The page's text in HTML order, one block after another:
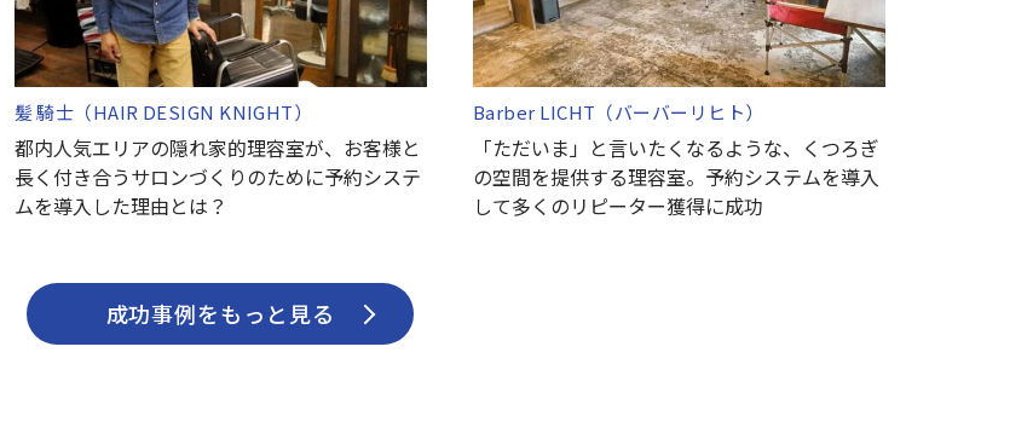
髪 騎士（HAIR DESIGN KNIGHT）
都内人気エリアの隠れ家的理容室が、お客様と
長く付き合うサロンづくりのために予約システ
ムを導入した理由とは？
Barber LICHT（バーバーリヒト）
「ただいま」と言いたくなるような、くつろぎ
の空間を提供する理容室。予約システムを導入
して多くのリピーター獲得に成功
成功事例をもっと見る